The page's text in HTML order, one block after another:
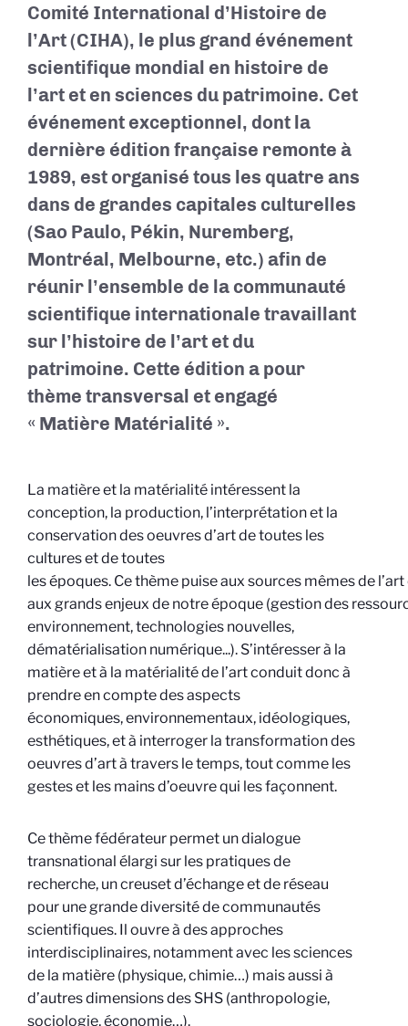
Comité International d’Histoire de
l’Art (CIHA), le plus grand événement
scientifique mondial en histoire de
l’art et en sciences du patrimoine. Cet
événement exceptionnel, dont la
dernière édition française remonte à
1989, est organisé tous les quatre ans
dans de grandes capitales culturelles
(Sao Paulo, Pékin, Nuremberg,
Montréal, Melbourne, etc.) afin de
réunir l’ensemble de la communauté
scientifique internationale travaillant
sur l’histoire de l’art et du
patrimoine. Cette édition a pour
thème transversal et engagé
« Matière Matérialité ».
La matière et la matérialité intéressent la
conception, la production, l’interprétation et la
conservation des oeuvres d’art de toutes les
cultures et de toutes
les époques. Ce thème puise aux sources mêmes de
aux grands enjeux de notre époque (gestion des
environnement, technologies nouvelles,
dématérialisation numérique...). S’intéresser à la
matière et à la matérialité de l’art conduit donc à
prendre en compte des aspects
économiques, environnementaux, idéologiques,
esthétiques, et à interroger la transformation des
oeuvres d’art à travers le temps, tout comme les
gestes et les mains d’oeuvre qui les façonnent.
Ce thème fédérateur permet un dialogue
transnational élargi sur les pratiques de
recherche, un creuset d’échange et de réseau
pour une grande diversité de communautés
scientifiques. Il ouvre à des approches
interdisciplinaires, notamment avec les sciences
de la matière (physique, chimie…) mais aussi à
d’autres dimensions des SHS (anthropologie,
sociologie, économie…).